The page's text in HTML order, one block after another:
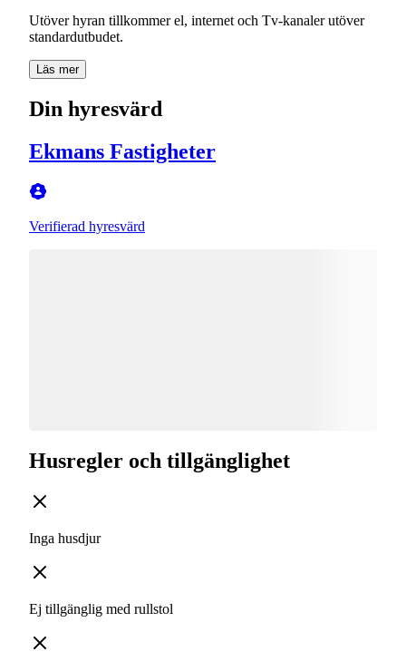
Utöver hyran tillkommer el, internet och Tv-kanaler utöver
standardutbudet.
Läs mer
Din hyresvärd
Ekmans Fastigheter
Verifierad hyresvärd
Husregler och tillgänglighet
Inga husdjur
Ej tillgänglig med rullstol